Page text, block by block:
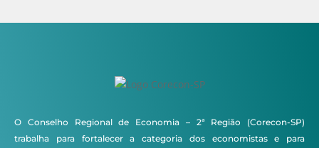
O Conselho Regional de Economia – 2ª Região (Corecon-SP)
trabalha para fortalecer a categoria dos economistas e para